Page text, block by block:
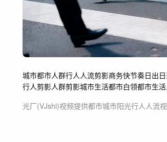
城市都市人群行人人流剪影商务快节奏日出
行人剪影人群剪影城市生活都市白领都市生活
光厂(VJshi)视频提供都市城市阳光行人人流